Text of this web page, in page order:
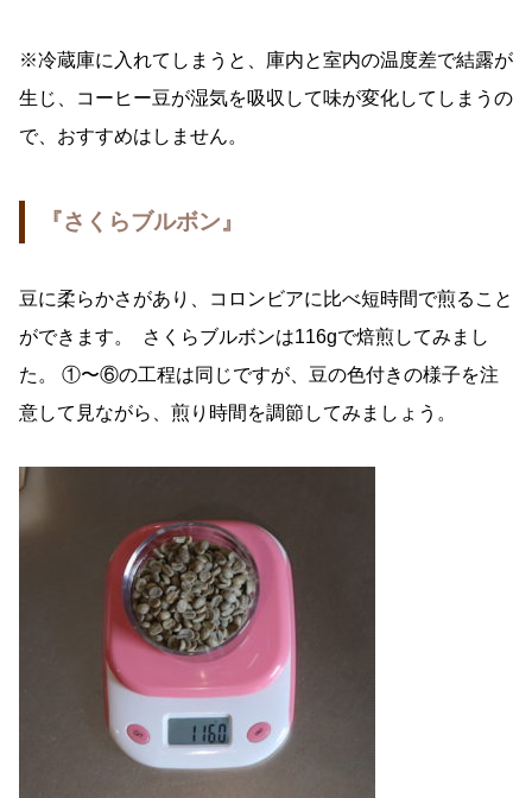
※冷蔵庫に入れてしまうと、庫内と室内の温度差で結露が
生じ、コーヒー豆が湿気を吸収して味が変化してしまうの
で、おすすめはしません。
『さくらブルボン』
豆に柔らかさがあり、コロンビアに比べ短時間で煎ること
ができます。 さくらブルボンは116gで焙煎してみまし
た。 ①〜⑥の工程は同じですが、豆の色付きの様子を注
意して見ながら、煎り時間を調節してみましょう。